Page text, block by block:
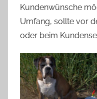
Kundenwünsche
Umfang, sollte vor
oder beim